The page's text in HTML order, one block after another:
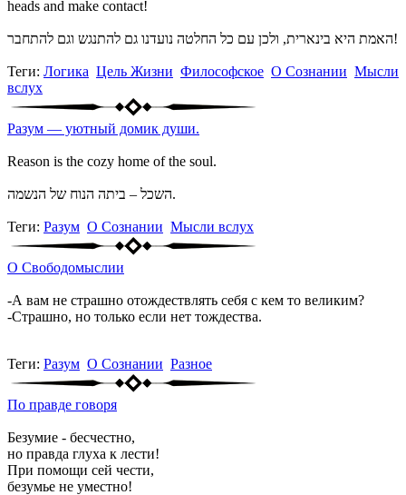
heads and make contact!
האמת היא בינארית, ולכן עם כל החלטה נועדנו גם להתנגש וגם להתחבר!
Теги: Логика Цель Жизни Философское О Сознании Мысли
вслух
Разум — уютный домик души.
Reason is the cozy home of the soul.
השכל – ביתה הנוח של הנשמה.
Теги: Разум О Сознании Мысли вслух
О Свободомыслии
-А вам не страшно отождествлять себя с кем то великим?
-Страшно, но только если нет тождества.
Теги: Разум О Сознании Разное
По правде говоря
Безумие - бесчестно,
но правда глуха к лести!
При помощи сей чести,
безумье не уместно!